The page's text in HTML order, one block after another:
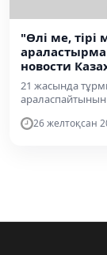
"Өлі ме, тірі
новости
21 жасында
26 желтоқсан